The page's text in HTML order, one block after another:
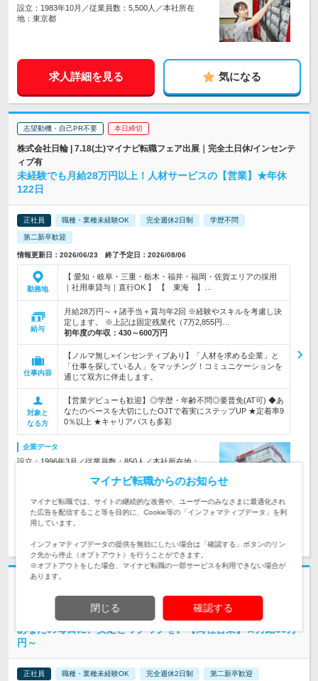
設立：1983年10月／従業員数：5,500人／本社所在
地：東京都
求人詳細を見る 気になる
志望動機・自己PR不要 本日締切
株式会社日輪 | 7.18(土)マイナビ転職フェア出展｜完全土日休/インセンテ
ィブ有
未経験でも月給28万円以上！人材サービスの【営業】★年休
122日
正社員 職種・業種未経験OK 完全週休2日制 学歴不問
第二新卒歓迎
情報更新日：2026/06/23 終了予定日：2026/08/06
勤務地
【 愛知・岐阜・三重・栃木・福井・福岡・佐賀エリアの採用
｜社用車貸与｜直行OK 】 【 東海 】…
給与
月給28万円～＋諸手当＋賞与年2回 ※経験やスキルを考慮し決
定します。 ※上記は固定残業代（7万2,855円…
初年度の年収： 430～600万円
仕事内容
【ノルマ無し×インセンティブあり】「人材を求める企業」と
「仕事を探している人」をマッチング！コミュニケーションを
通じて双方に伴走します。
対象と
なる方
【営業デビューも歓迎】◎学歴・年齢不問◎要普免(AT可) ◆あ
なたのペースを大切にしたOJTで着実にステップUP ★定着率9
0％以上 ★キャリアパスも多彩
企業データ
設立：1996年3月／従業員数：850人／本社所在地：
求人詳細を見る
志望動機・自己PR不要
株式会社ヤマ食 | ◎創業70年の安定企業 ◎月10日程の出張旅も楽しむ ◎
未経験歓迎
あなたの毎日に、安定とワクワクを。【商社営業】★月給30万
円～
正社員 職種・業種未経験OK 完全週休2日制 第二新卒歓迎
マイナビ転職からのお知らせ
マイナビ転職では、サイトの継続的な改善や、ユーザーのみなさまに最適化され
た広告を配信すること等を目的に、Cookie等の「インフォマティブデータ」を利
用しています。
インフォマティブデータの提供を無効にしたい場合は「確認する」ボタンのリン
ク先から停止（オプトアウト）を行うことができます。
※オプトアウトをした場合、マイナビ転職の一部サービスを利用できない場合が
あります。
閉じる 確認する